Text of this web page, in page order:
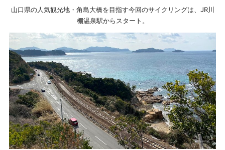
山口県の人気観光地・角島大橋を目指す今回のサイクリングは、JR川
棚温泉駅からスタート。